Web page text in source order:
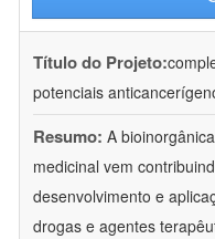
Título do Projeto:
potenciais
Resumo: A
medicinal vem
desenvolvimento e
drogas e agentes